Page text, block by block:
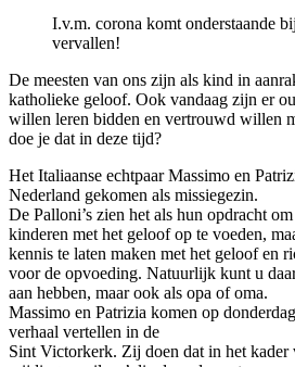
I.v.m. corona komt onderstaande
vervallen!
De meesten van ons zijn als kind in
katholieke geloof. Ook vandaag zijn er
willen leren bidden en vertrouwd willen
doe je dat in deze tijd?
Het Italiaanse echtpaar Massimo en
Nederland gekomen als missiegezin.
De Palloni’s zien het als hun opdracht
kinderen met het geloof op te voeden,
kennis te laten maken met het geloof en
voor de opvoeding. Natuurlijk kunt u
aan hebben, maar ook als opa of oma.
Massimo en Patrizia komen op
verhaal vertellen in de
Sint Victorkerk. Zij doen dat in het kader